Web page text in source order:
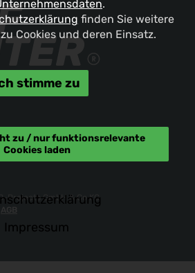
Projects GmbH & Co KG
AGB
.
finden Sie weitere
Cookies und deren Einsatz.
stimme zu
zu / nur funktionsrelevante
Cookies laden
Impressum